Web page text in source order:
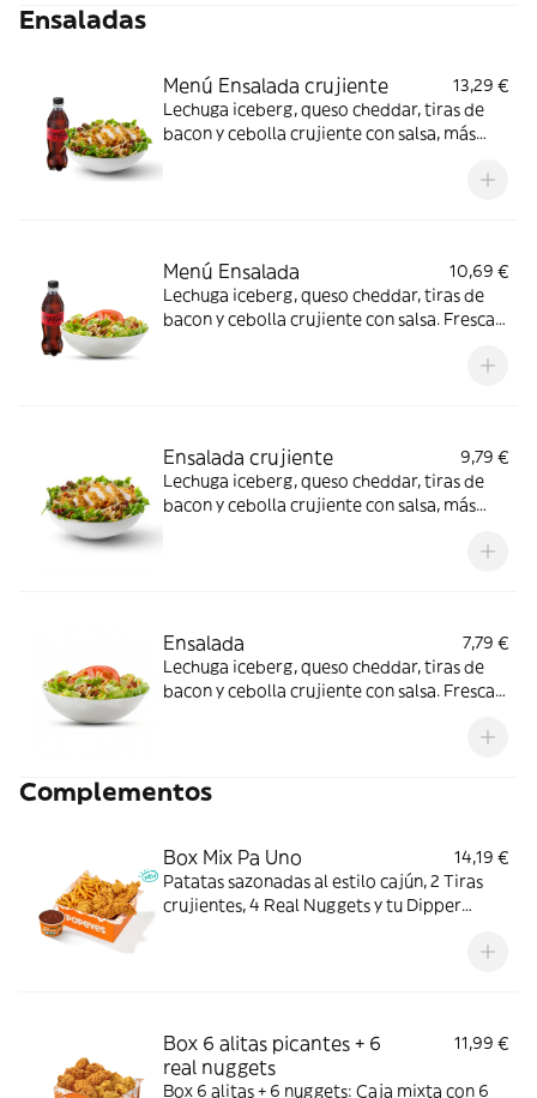
Ensaladas
Menú Ensalada crujiente
13,29 €
Lechuga iceberg, queso cheddar, tiras de
bacon y cebolla crujiente con salsa, más
cremosa; ideal cuando te apetece algo más
Menú Ensalada
10,69 €
Lechuga iceberg, queso cheddar, tiras de
bacon y cebolla crujiente con salsa. Fresca y
Ensalada crujiente
9,79 €
Lechuga iceberg, queso cheddar, tiras de
bacon y cebolla crujiente con salsa, más
cremosa; ideal cuando te apetece algo más
Ensalada
7,79 €
Lechuga iceberg, queso cheddar, tiras de
bacon y cebolla crujiente con salsa. Fresca y
Complementos
Box Mix Pa Uno
14,19 €
Patatas sazonadas al estilo cajún, 2 Tiras
crujientes, 4 Real Nuggets y tu Dipper
Box 6 alitas picantes + 6
real nuggets
11,99 €
Box 6 alitas + 6 nuggets: Caja mixta con 6